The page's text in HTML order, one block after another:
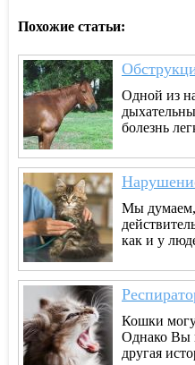
Похожие статьи:
Одной из
болезнь
Мы думаем,
как и у
Кошки
Однако Вы
другая